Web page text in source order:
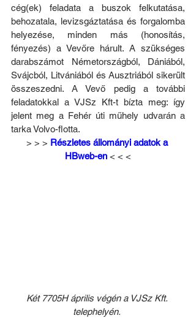
cég(ek) feladata a buszok felkutatása,
behozatala, levizsgáztatása és forgalomba
helyezése, minden más (honosítás,
fényezés) a Vevőre hárult. A szükséges
darabszámot Németországból, Dániából,
Svájcból, Litvániából és Ausztriából sikerült
összeszedni. A Vevő pedig a további
feladatokkal a VJSz Kft-t bízta meg: így
jelent meg a Fehér úti műhely udvarán a
tarka Volvo-flotta.
> > > Részletes állományi adatok a
HBweb-en < < <
Két 7705H április végén a VJSz Kft.
telephelyén.